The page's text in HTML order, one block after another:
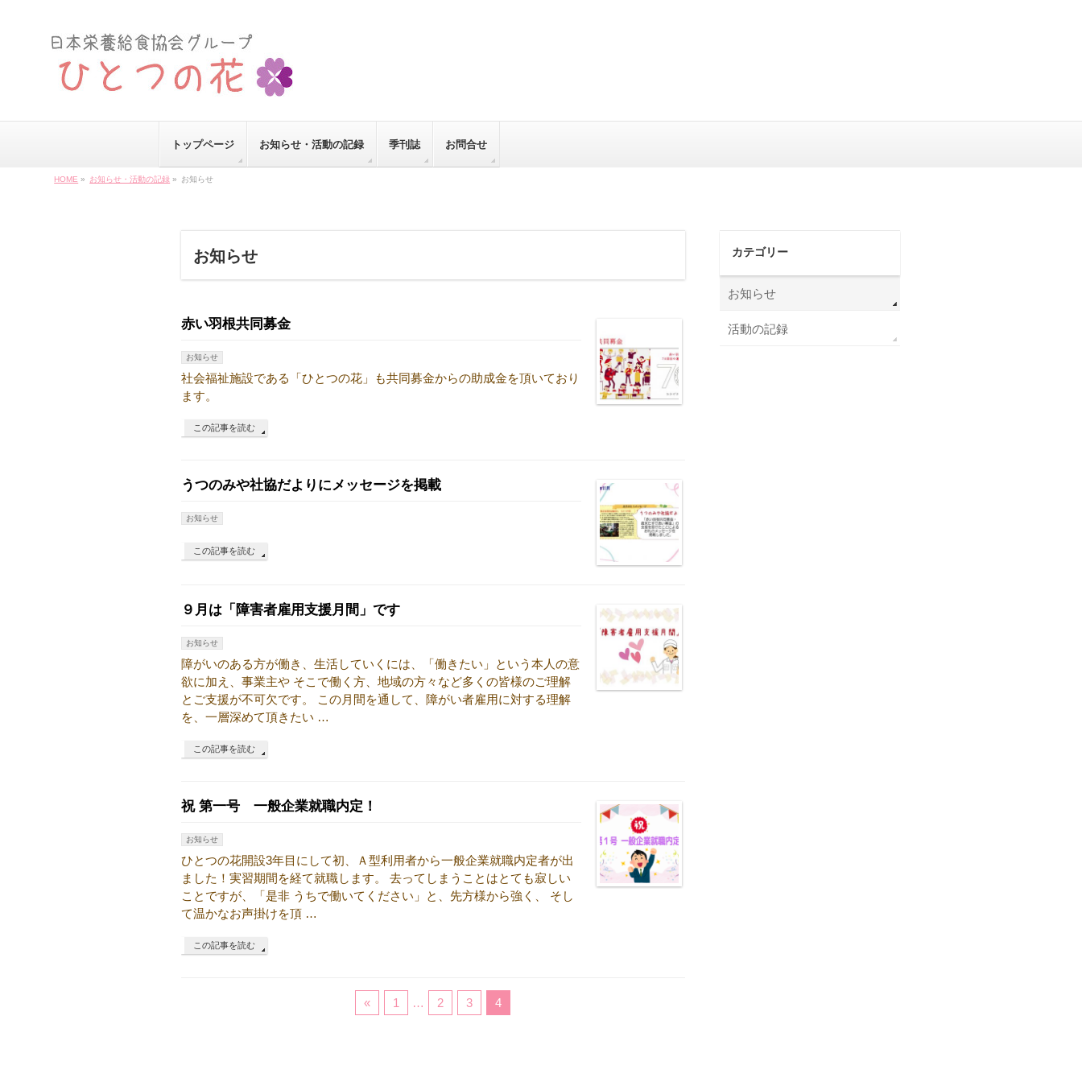
トップページ お知らせ・活動の記録 季刊誌 お問合せ
HOME » お知らせ・活動の記録 » お知らせ
お知らせ
赤い羽根共同募金
お知らせ
社会福祉施設である「ひとつの花」も共同募金からの助成金を頂いており
ます。
この記事を読む
うつのみや社協だよりにメッセージを掲載
お知らせ
この記事を読む
９月は「障害者雇用支援月間」です
お知らせ
障がいのある方が働き、生活していくには、「働きたい」という本人の意
欲に加え、事業主や そこで働く方、地域の方々など多くの皆様のご理解
とご支援が不可欠です。 この月間を通して、障がい者雇用に対する理解
を、一層深めて頂きたい …
この記事を読む
祝 第一号 一般企業就職内定！
お知らせ
ひとつの花開設3年目にして初、Ａ型利用者から一般企業就職内定者が出
ました！実習期間を経て就職します。 去ってしまうことはとても寂しい
ことですが、「是非 うちで働いてください」と、先方様から強く、 そし
て温かなお声掛けを頂 …
この記事を読む
« 1 … 2 3 4
カテゴリー
お知らせ
活動の記録